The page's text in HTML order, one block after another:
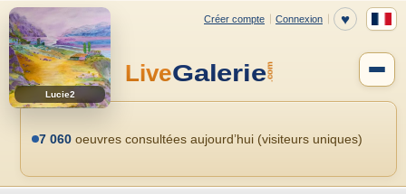
Lucie2
7 060 oeuvres consultées aujourd’hui (visiteurs uniques)